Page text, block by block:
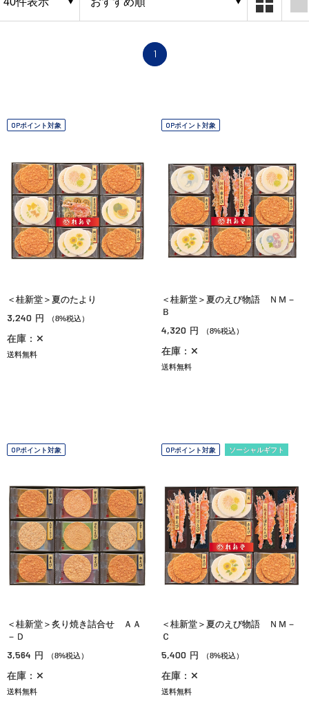
1
OPポイント対象
＜桂新堂＞夏のたより
3,240 円 （8%税込）
在庫：✕
送料無料
OPポイント対象
＜桂新堂＞夏のえび物語 ＮＭ－
Ｂ
4,320 円 （8%税込）
在庫：✕
送料無料
OPポイント対象
＜桂新堂＞炙り焼き詰合せ ＡＡ
－Ｄ
3,564 円 （8%税込）
在庫：✕
送料無料
OPポイント対象 ソーシャルギフト
＜桂新堂＞夏のえび物語 ＮＭ－
Ｃ
5,400 円 （8%税込）
在庫：✕
送料無料